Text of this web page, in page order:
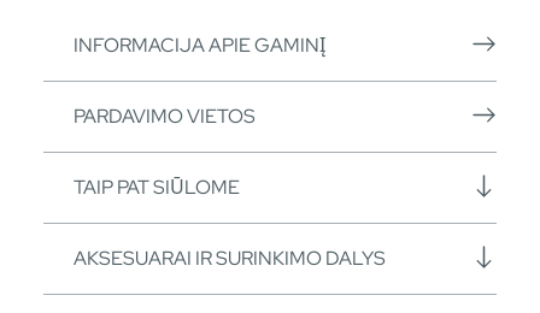
INFORMACIJA APIE GAMINĮ
PARDAVIMO VIETOS
TAIP PAT SIŪLOME
AKSESUARAI IR SURINKIMO DALYS